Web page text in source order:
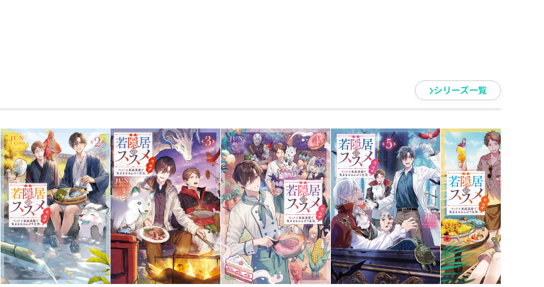
鮮な血を狙われて。偵察にきたこの世界ではなぜか魔術が使えず大ピンチ。
間一髪で助けてくれた現地人へご飯と命の恩返しのため、ハンターと共に
夜の見回りをし、人間の養殖場を破壊して回る中で、元医師・史緒が本領
発揮！ 新種のウイルスを発見し、吸血鬼を人間に戻す薬を開発した。し
かし受け入れてもらうのは容易ではなく……？「よし、野良吸血鬼で新薬
の実験だ！」「（マッドサイエンティスト……）」お人好し隠居の医学知
識が、異世界の闇を祓う！ 仲良し若隠居コンビのまったり冒険譚！
シリーズ一覧